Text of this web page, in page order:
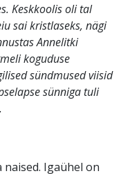
Keskkoolis oli tal
sai kristlaseks, nägi
Annelitki
koguduse
sündmused viisid
sünniga tuli
Igaühel on